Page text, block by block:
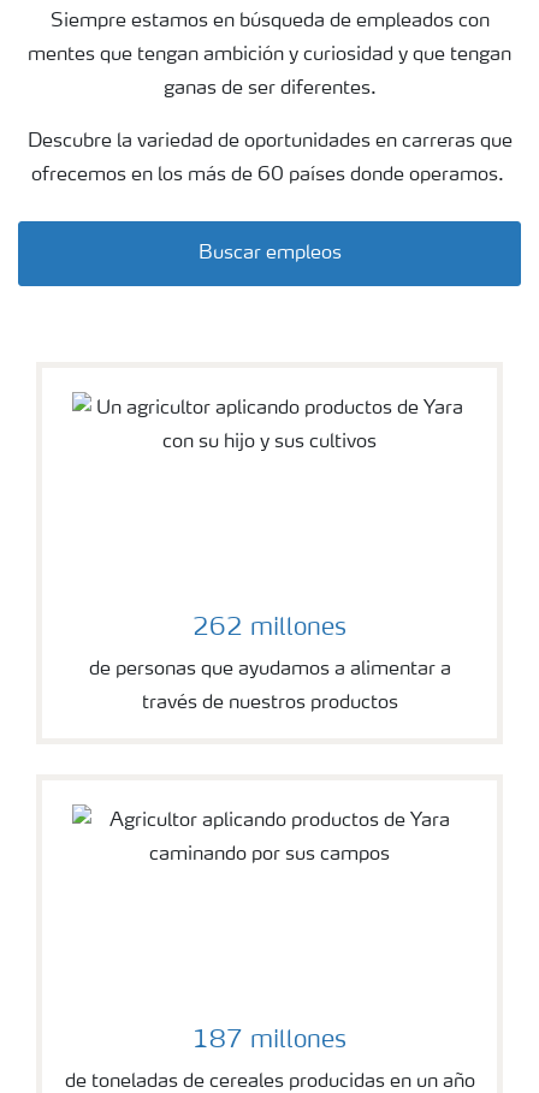
Siempre estamos en búsqueda de empleados con
mentes que tengan ambición y curiosidad y que tengan
ganas de ser diferentes.
Descubre la variedad de oportunidades en carreras que
ofrecemos en los más de 60 países donde operamos.
Buscar empleos
wheat field
262 millones
de personas que ayudamos a alimentar a
través de nuestros productos
187 millones
de toneladas de cereales producidas en un año